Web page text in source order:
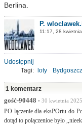
Berlina.
P.
11:17, 28
Udostępnij
Tagi:
loty Bydgoszcz
1 komentarz
gość-90448 • 30 kwietnia
PO lączenie dla eksPOrtu do
dotąd to polączenioe było